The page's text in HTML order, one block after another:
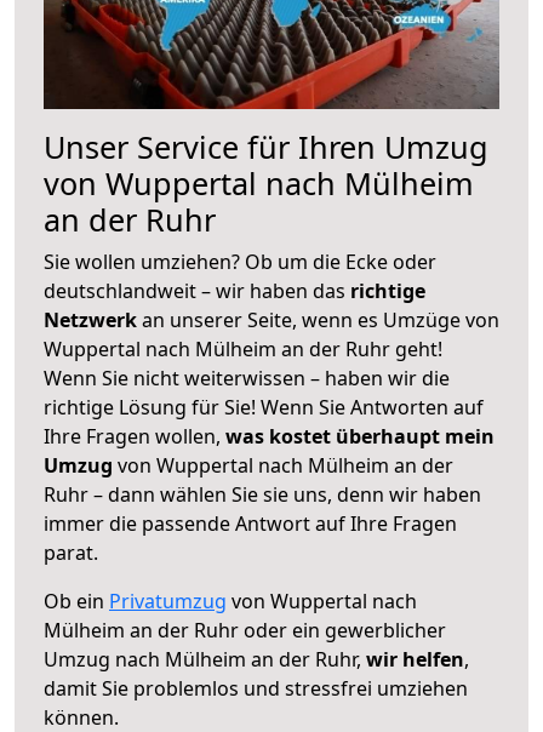
Unser Service für Ihren Umzug
von Wuppertal nach Mülheim
an der Ruhr
Sie wollen umziehen? Ob um die Ecke oder
deutschlandweit – wir haben das richtige
Netzwerkan unserer Seite, wenn es Umzüge von
Wuppertal nach Mülheim an der Ruhr geht!
Wenn Sie nicht weiterwissen – haben wir die
richtige Lösung für Sie! Wenn Sie Antworten auf
Ihre Fragen wollen, was kostet überhaupt mein
Umzug von Wuppertal nach Mülheim an der
Ruhr – dann wählen Sie sie uns, denn wir haben
immer die passende Antwort auf Ihre Fragen
parat.
Ob ein Privatumzug von Wuppertal nach
Mülheim an der Ruhr oder ein gewerblicher
Umzug nach Mülheim an der Ruhr, wir helfen,
damit Sie problemlos und stressfrei umziehen
können.